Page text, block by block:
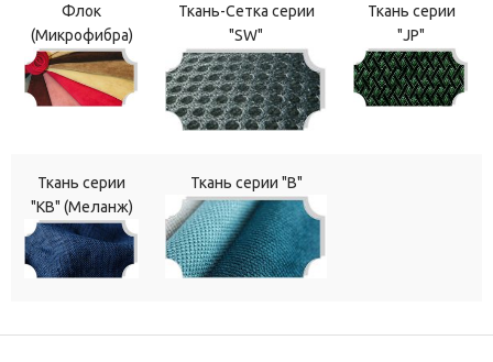
Флок
(Микрофибра)
Ткань-Сетка серии
"SW"
Ткань серии
"JP"
Ткань серии
"КВ" (Меланж)
Ткань серии "В"